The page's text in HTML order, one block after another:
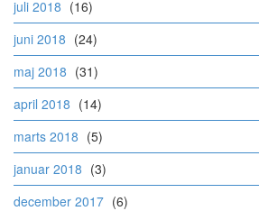
juli 2018 (16)
juni 2018 (24)
maj 2018 (31)
april 2018 (14)
marts 2018 (5)
januar 2018 (3)
december 2017 (6)